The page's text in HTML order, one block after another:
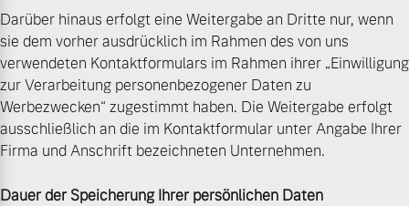
Darüber hinaus erfolgt eine Weitergabe an Dritte nur, wenn
sie dem vorher ausdrücklich im Rahmen des von uns
verwendeten Kontaktformulars im Rahmen ihrer „Einwilligung
zur Verarbeitung personenbezogener Daten zu
Werbezwecken“ zugestimmt haben. Die Weitergabe erfolgt
ausschließlich an die im Kontaktformular unter Angabe Ihrer
Firma und Anschrift bezeichneten Unternehmen.
Dauer der Speicherung Ihrer persönlichen Daten